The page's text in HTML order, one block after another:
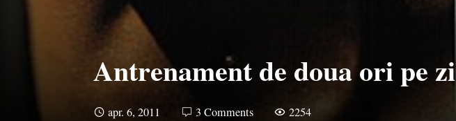
Antrenament de doua ori pe zi
apr. 6, 2011 3 Comments 2254